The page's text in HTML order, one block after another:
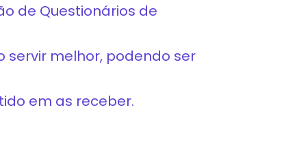
de Questionários de
servir melhor, podendo ser
em as receber.